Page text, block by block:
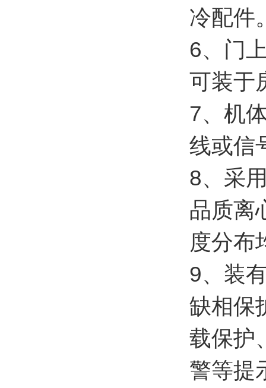
冷配件
6、门
可装于
7、机
线或信
8、采
品质离
度分布
9、装
缺相保
载保护
警等提